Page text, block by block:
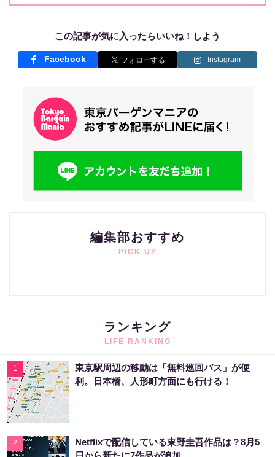
この記事が気に入ったらいいね！しよう
Facebook Instagram
編集部おすすめ
PICK UP
ランキング
LIFE RANKING
1
東京駅周辺の移動は「無料巡回バス」が便
利。日本橋、人形町方面にも行ける！
2
Netflixで配信している東野圭吾作品は？8月5